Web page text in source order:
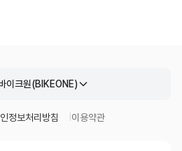
이크원(BIKEONE)
정보처리방침 이용약관